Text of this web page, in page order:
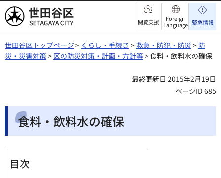
世田谷区 閲覧支援
Foreign
Language 緊急情報
世田谷区トップページ > くらし・手続き >救急・防犯・防災 > 防
災・災害対策> 区の防災対策・計画・方針等> 食料・飲料水の確保
最終更新日 2015年2月19日
ページID 685
食料・飲料水の確保
目次